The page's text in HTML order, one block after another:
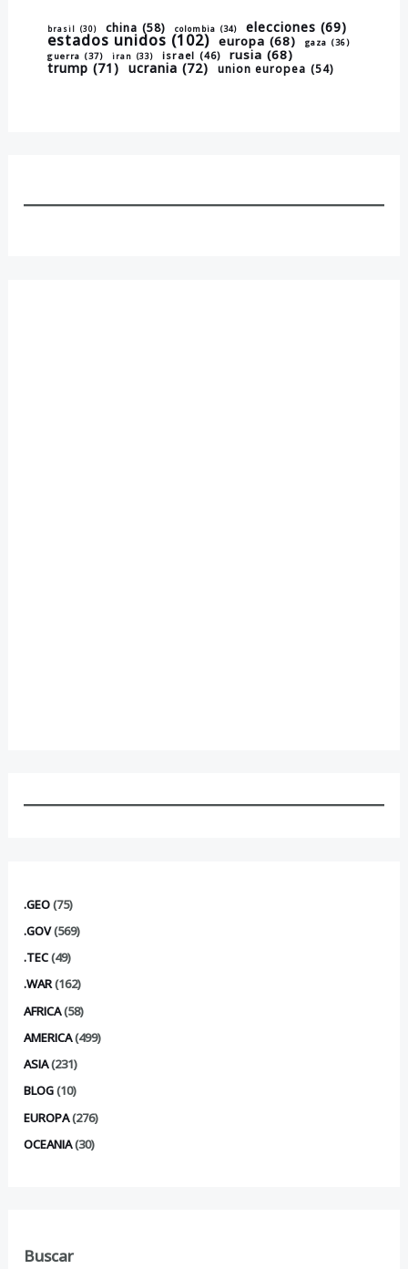
brasil (30) china (58) colombia (34) elecciones (69)
estados unidos (102) europa (68) gaza (36)
guerra (37) iran (33) israel (46) rusia (68)
trump (71) ucrania (72) union europea (54)
.GEO(75)
.GOV(569)
.TEC(49)
.WAR(162)
AFRICA(58)
AMERICA(499)
ASIA(231)
BLOG(10)
EUROPA(276)
OCEANIA(30)
Buscar